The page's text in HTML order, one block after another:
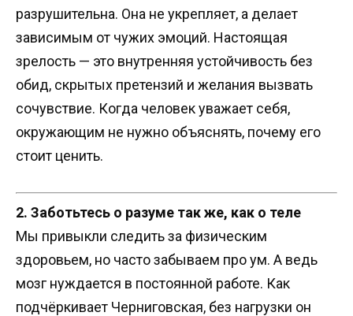
разрушительна. Она не укрепляет, а делает
зависимым от чужих эмоций. Настоящая
зрелость — это внутренняя устойчивость без
обид, скрытых претензий и желания вызвать
сочувствие. Когда человек уважает себя,
окружающим не нужно объяснять, почему его
стоит ценить.
2. Заботьтесь о разуме так же, как о теле
Мы привыкли следить за физическим
здоровьем, но часто забываем про ум. А ведь
мозг нуждается в постоянной работе. Как
подчёркивает Черниговская, без нагрузки он